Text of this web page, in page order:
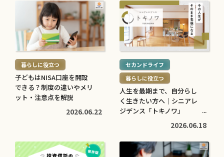
2026.05.28 2026.05.21
続
き
を
読
む
> 子育てに役立つ
高校生でも口座開設でき
2026.05.12
続
き
を
読
む
>住まいに役立つ
住宅ローン中に転職しても
意点・対処法を解説
2026.04.20
を
読
む
> 暮らしに役立つ
子どもはNISA口座を開設
できる？制度の違いやメリ
ット・注意点を解説
2026.06.22
続
き
を
読
む
> セカンドライフ
暮らしに役立つ
人生を最期まで、自分らし
く生きたい方へ｜シニアレ
ジデンス「トキノワ」
2026.06.18
続